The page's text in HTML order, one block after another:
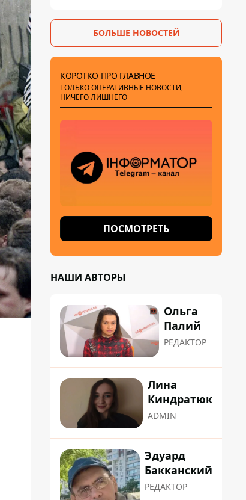
некачественного бензина
БОЛЬШЕ НОВОСТЕЙ
КОРОТКО ПРО ГЛАВНОЕ
ТОЛЬКО ОПЕРАТИВНЫЕ НОВОСТИ,
НИЧЕГО ЛИШНЕГО
ПОСМОТРЕТЬ
НАШИ АВТОРЫ
Ольга
Палий
РЕДАКТОР
Лина
Киндратюк
ADMIN
Эдуард
Бакканский
РЕДАКТОР